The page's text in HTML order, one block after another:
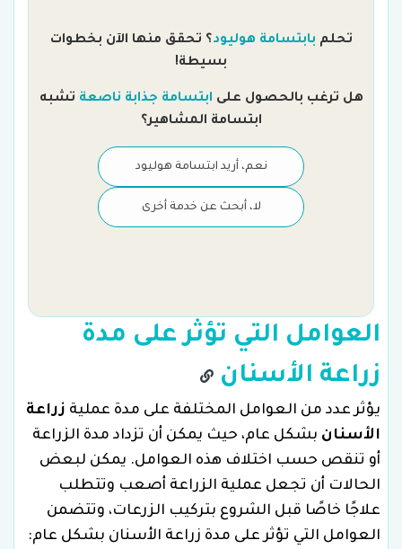
تحلم بابتسامة هوليود؟ تحقق منها الآن بخطوات
بسيطة!
هل ترغب بالحصول على ابتسامة جذابة ناصعة تشبه
ابتسامة المشاهير؟
نعم، أريد ابتسامة هوليود
لا، أبحث عن خدمة أخرى
العوامل التي تؤثر على مدة
زراعة الأسنان
يؤثر عدد من العوامل المختلفة على مدة عملية زراعة
الأسنان بشكل عام، حيث يمكن أن تزداد مدة الزراعة
أو تنقص حسب اختلاف هذه العوامل. يمكن لبعض
الحالات أن تجعل عملية الزراعة أصعب وتتطلب
علاجًا خاصًا قبل الشروع بتركيب الزرعات، وتتضمن
العوامل التي تؤثر على مدة زراعة الأسنان بشكل عام: